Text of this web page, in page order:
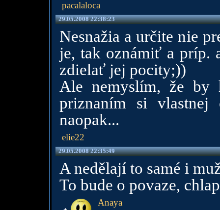
pacalaloca
29.05.2008 22:38:23
Nesnažia a určite nie
je, tak oznámiť a príp.
zdielať jej pocity;))
Ale nemyslím, že by
priznaním si
naopak...
elie22
29.05.2008 22:35:49
A nedělají to samé i
To bude o povaze,
Anaya